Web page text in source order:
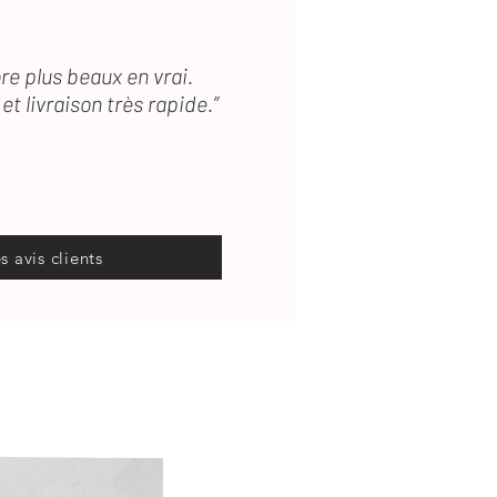
plus beaux en vrai.
livraison très rapide.”
avis clients